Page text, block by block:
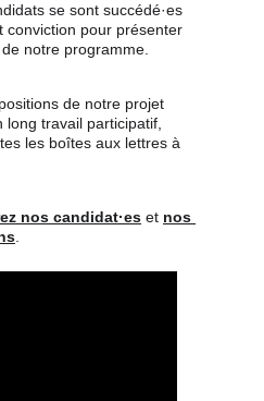
se sont succédé·es
conviction pour présenter
notre programme.
de notre projet
long travail participatif,
les boîtes aux lettres à
nos candidat·es et nos